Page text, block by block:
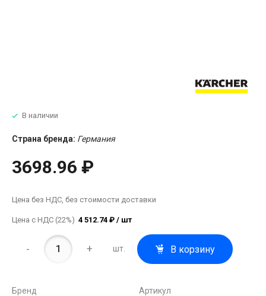
В наличии
Страна бренда: Германия
3698.96 ₽
Цена без НДС, без стоимости доставки
Цена с НДС (22%) 4 512.74 ₽ / шт
- + шт. В корзину
Бренд
Артикул